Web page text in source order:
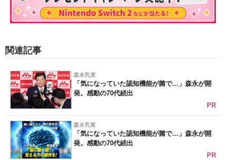
関連記事
森永乳業
「気になっていた認知機能が菌で…」森永が開
発。感動の70代続出
PR
森永乳業
「気になっていた認知機能が菌で…」森永が開
発。感動の70代続出
PR